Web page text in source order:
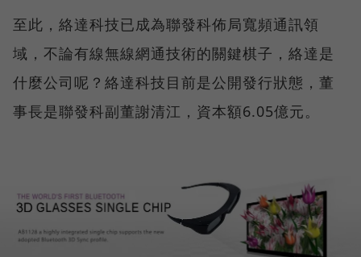
至此，絡達科技已成為聯發科佈局寬頻通訊領
域，不論有線無線網通技術的關鍵棋子，絡達是
什麼公司呢？絡達科技目前是公開發行狀態，董
事長是聯發科副董謝清江，資本額6.05億元。